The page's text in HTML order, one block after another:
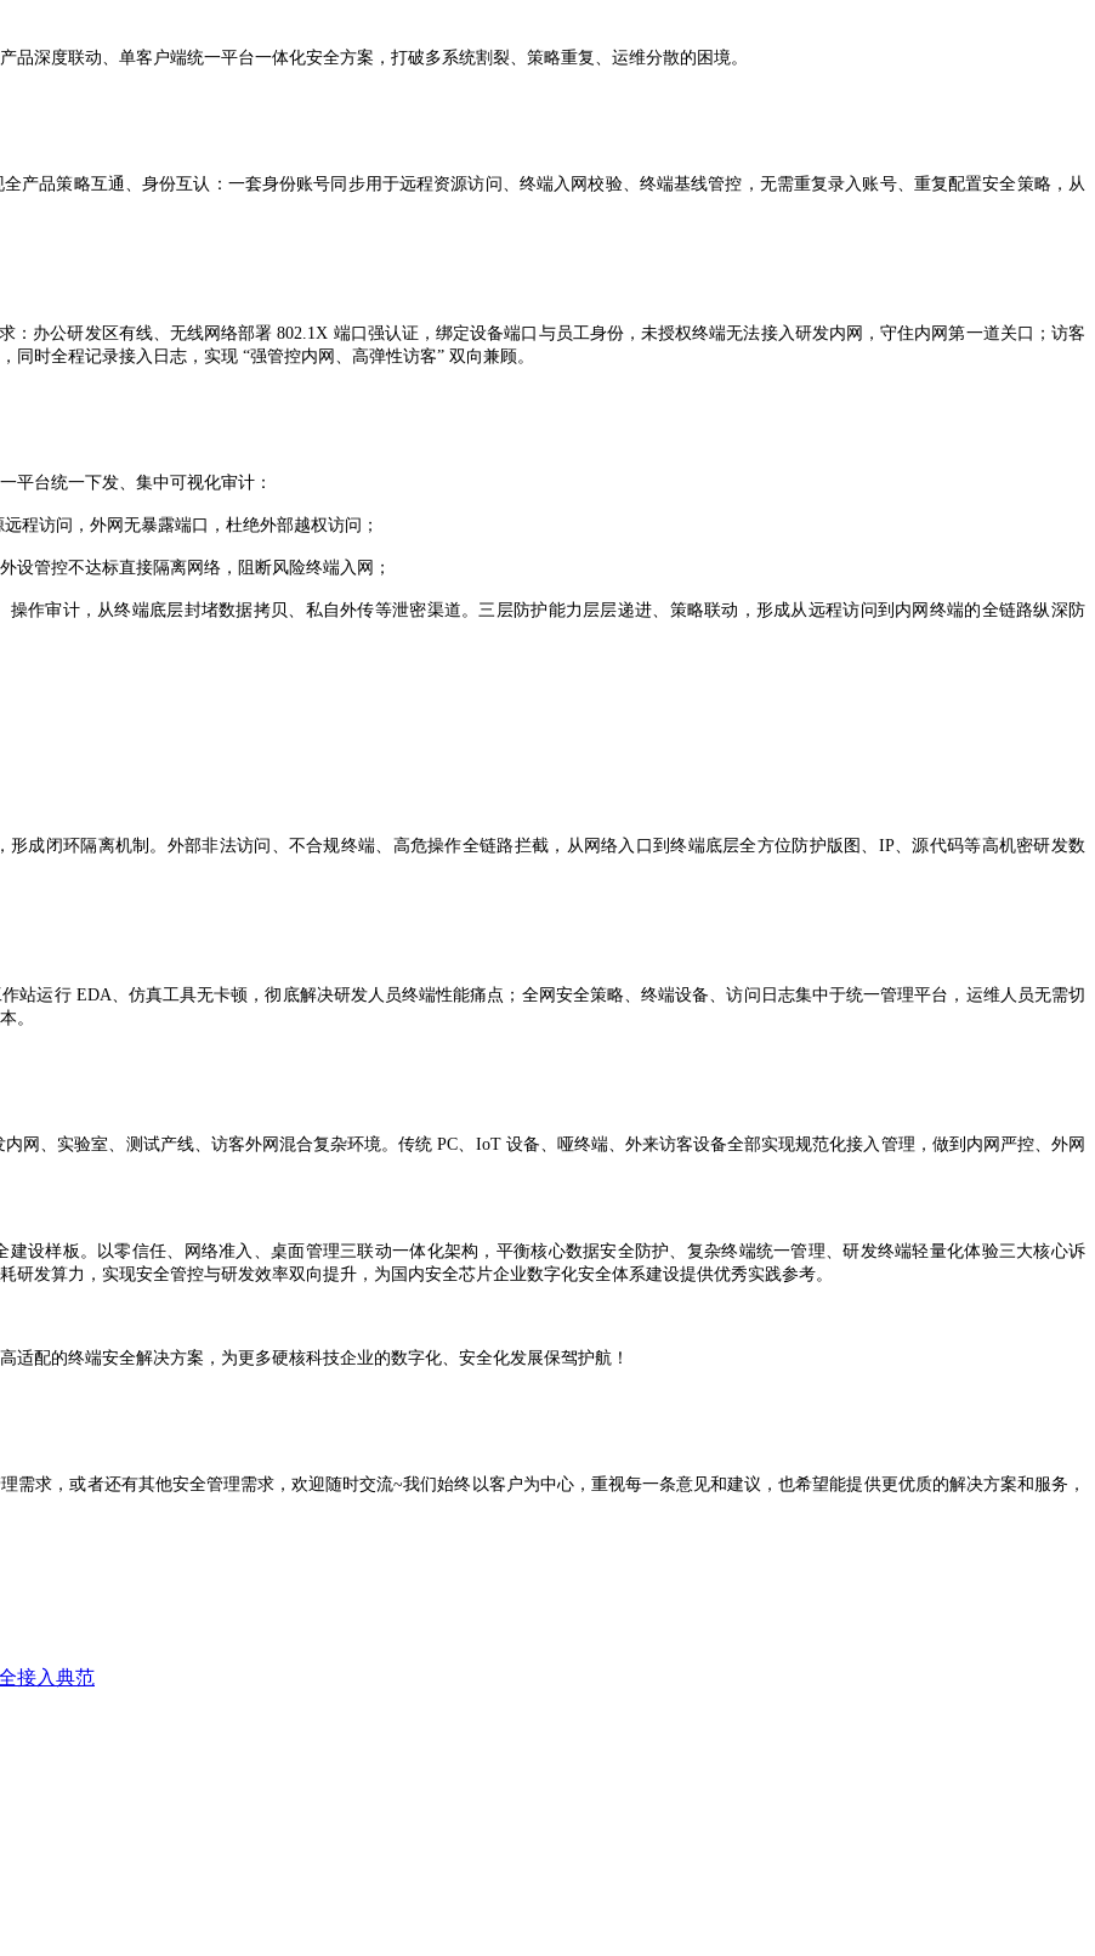
深度联动、单客户端统一平台一体化安全方案，打破多系统割裂、策略重复、运维分散的困境。
产品策略互通、身份互认：一套身份账号同步用于远程资源访问、终端入网校验、终端基线管控，无需重复录入账号、重复配置安全策略，从
：办公研发区有线、无线网络部署802.1X 端口强认证，绑定设备端口与员工身份，未授权终端无法接入研发内网，守住内网第一道关口；访客
同时全程记录接入日志，实现 “强管控内网、高弹性访客” 双向兼顾。
台统一下发、集中可视化审计：
程访问，外网无暴露端口，杜绝外部越权访问；
设管控不达标直接隔离网络，阻断风险终端入网；
作审计，从终端底层封堵数据拷贝、私自外传等泄密渠道。三层防护能力层层递进、策略联动，形成从远程访问到内网终端的全链路纵深防
成闭环隔离机制。外部非法访问、不合规终端、高危操作全链路拦截，从网络入口到终端底层全方位防护版图、 IP、源代码等高机密研发数
站运行 EDA 、仿真工具无卡顿，彻底解决研发人员终端性能痛点；全网安全策略、终端设备、访问日志集中于统一管理平台，运维人员无需切
。
网、实验室、测试产线、访客外网混合复杂环境。传统PC IoT 设备、哑终端、外来访客设备全部实现规范化接入管理，做到内网严控、外网
设样板。以零信任、网络准入、桌面管理三联动一体化架构，平衡核心数据安全防护、复杂终端统一管理、研发终端轻量化体验三大核心诉
发算力，实现安全管控与研发效率双向提升，为国内安全芯片企业数字化安全体系建设提供优秀实践参考。
配的终端安全解决方案，为更多硬核科技企业的数字化、安全化发展保驾护航！
需求，或者还有其他安全管理需求，欢迎随时交流~我们始终以客户为中心，重视每一条意见和建议，也希望能提供更优质的解决方案和服务，
接入典范